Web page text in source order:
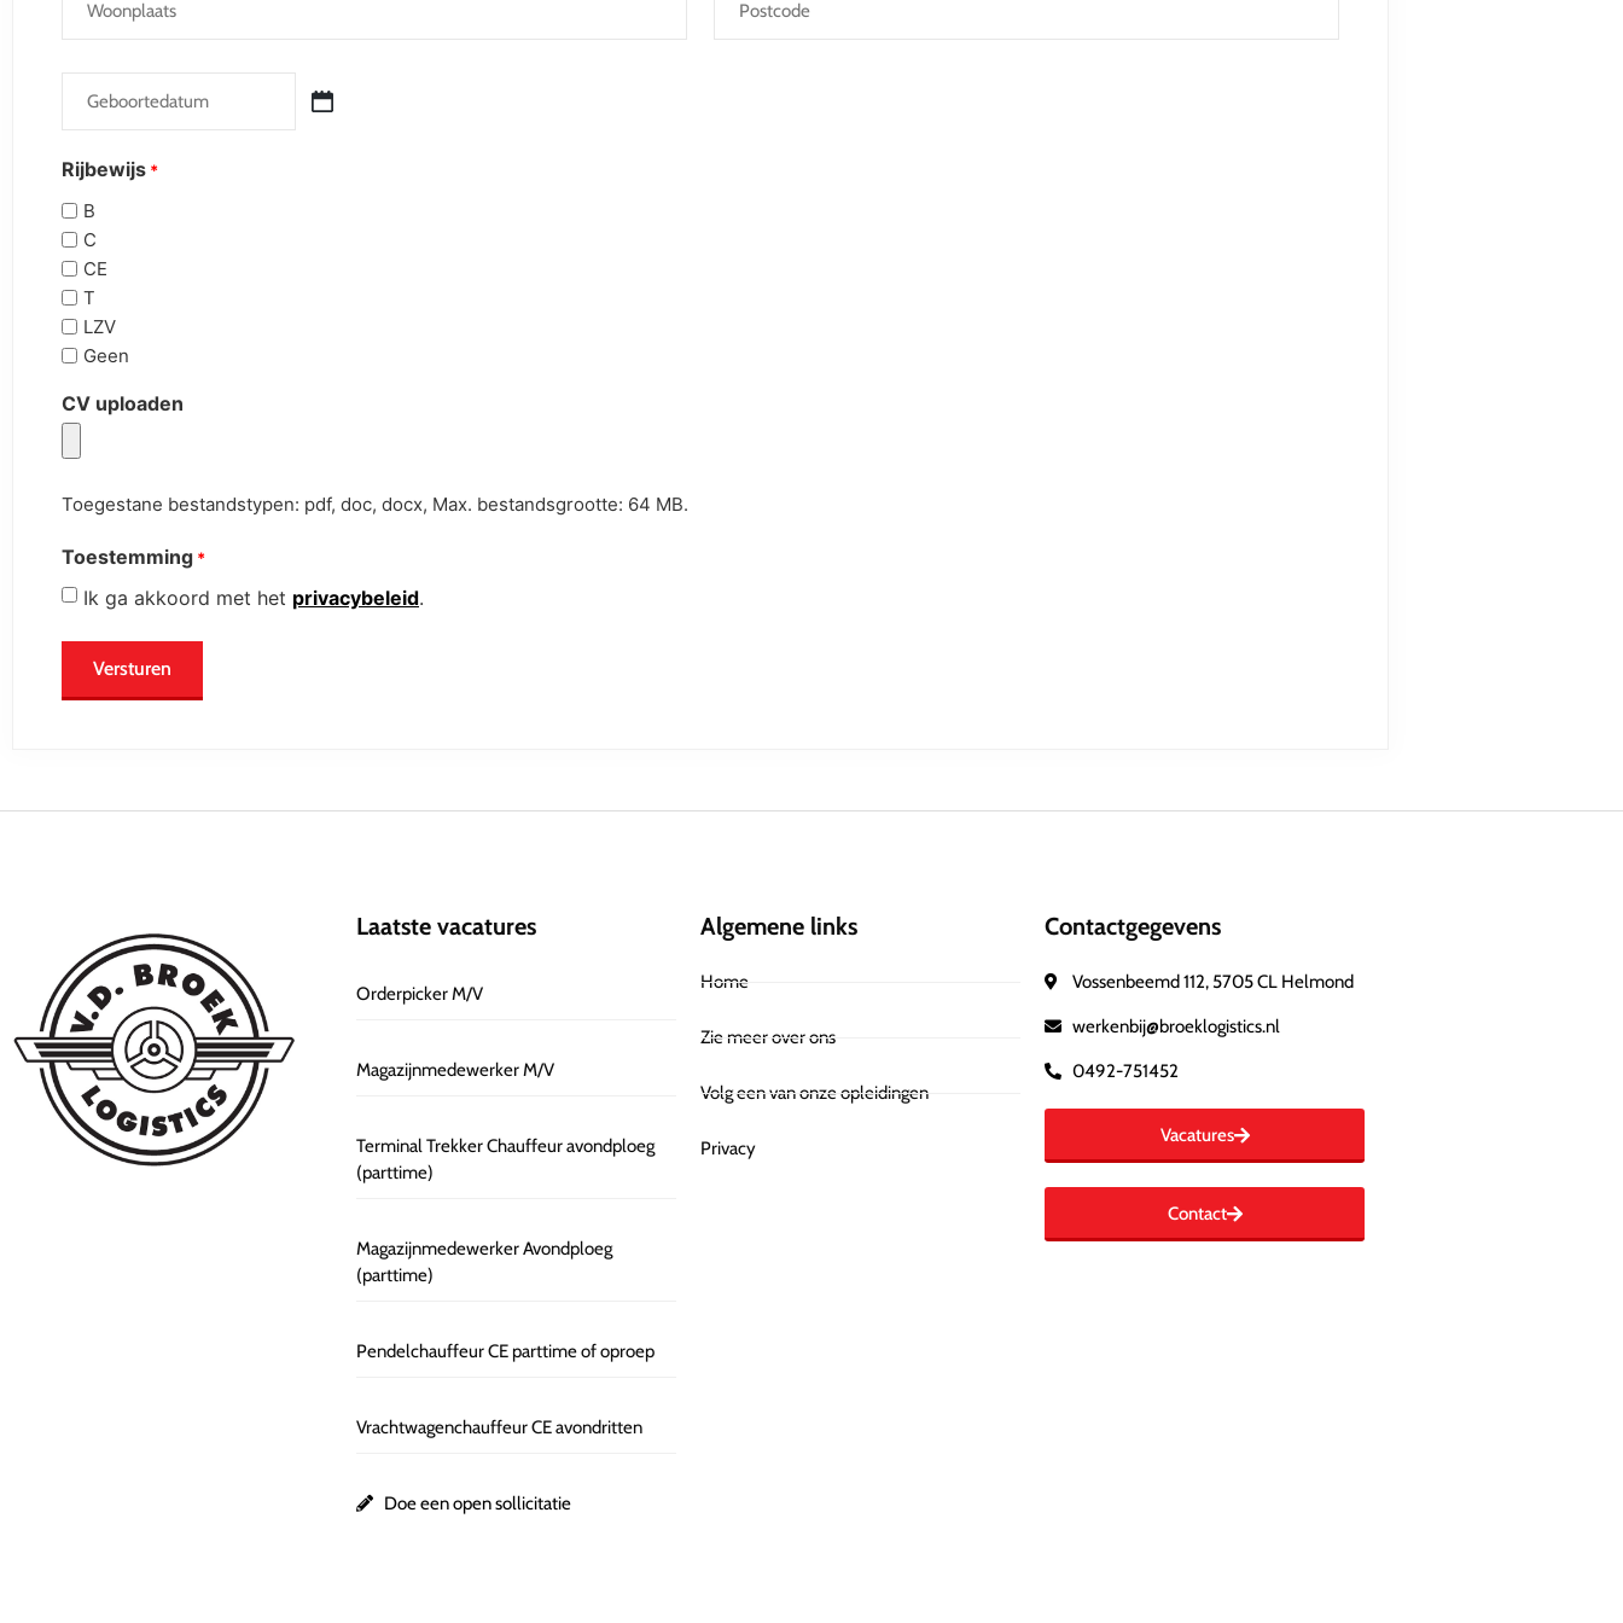
Geboortedatum
Rijbewijs *
B
C
CE
T
LZV
Geen
CV uploaden
Toegestane bestandstypen: pdf, doc, docx, Max. bestandsgrootte: 64 MB.
Toestemming *
Ik ga akkoord met het privacybeleid.
Laatste vacatures
Orderpicker M/V
Magazijnmedewerker M/V
Terminal Trekker Chauffeur avondploeg
(parttime)
Magazijnmedewerker Avondploeg
(parttime)
Pendelchauffeur CE parttime of oproep
Vrachtwagenchauffeur CE avondritten
Doe een open sollicitatie
Algemene links
Home
Zie meer over ons
Volg een van onze opleidingen
Privacy
Contactgegevens
Vossenbeemd 112, 5705 CL Helmond
werkenbij@broeklogistics.nl
0492-751452
Vacatures
Contact